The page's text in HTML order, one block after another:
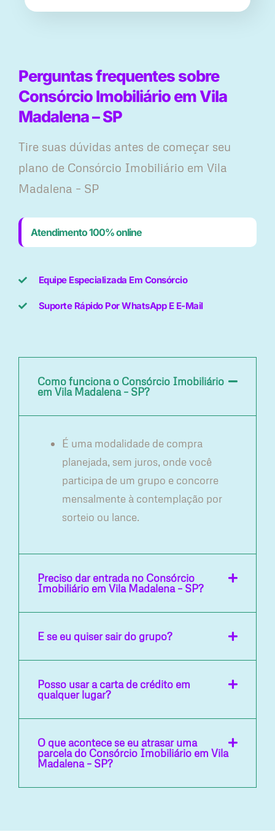
Perguntas frequentes sobre
Consórcio Imobiliário em Vila
Madalena – SP
Tire suas dúvidas antes de começar seu
plano ​de Consórcio Imobiliário em Vila
Madalena – SP
Atendimento 100% online
Equipe Especializada Em Consórcio
Suporte Rápido Por WhatsApp E E-Mail
Como funciona o Consórcio Imobiliário
em Vila Madalena – SP?
É uma modalidade de compra
planejada, sem juros, onde você
participa de um grupo e concorre
mensalmente à contemplação por
sorteio ou lance.
Preciso dar entrada no Consórcio
Imobiliário em Vila Madalena – SP?
E se eu quiser sair do grupo?
Posso usar a carta de crédito em
qualquer lugar?
O que acontece se eu atrasar uma
parcela do Consórcio Imobiliário em Vila
Madalena – SP?